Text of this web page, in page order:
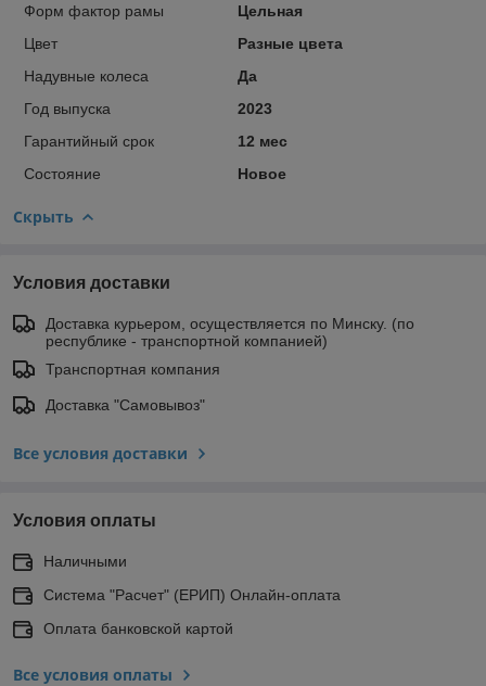
Форм фактор рамы
Цельная
Цвет
Разные цвета
Надувные колеса
Да
Год выпуска
2023
Гарантийный срок
12 мес
Состояние
Новое
Скрыть
Условия доставки
Доставка курьером, осуществляется по Минску. (по
республике - транспортной компанией)
Транспортная компания
Доставка "Самовывоз"
Все условия доставки
Условия оплаты
Наличными
Система "Расчет" (ЕРИП) Онлайн-оплата
Оплата банковской картой
Все условия оплаты